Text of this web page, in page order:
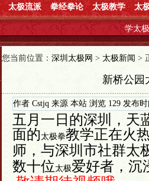
太极流派 拳经拳论 太极教学 太
学太极
您当前位置： 深圳太极网 > 太极新闻 >
新桥公园
作者 Cstjq 来源 本站 浏览 129 发布时
五月一日的深圳，天
面的太极拳教学正在火
师，与深圳市社群太
数十位 太极爱好者，沉